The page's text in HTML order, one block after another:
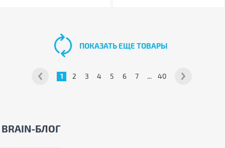
1 2 3 4 5 6 7 ... 40
ПОКАЗАТЬ ЕЩЕ ТОВАРЫ
BRAIN-БЛОГ